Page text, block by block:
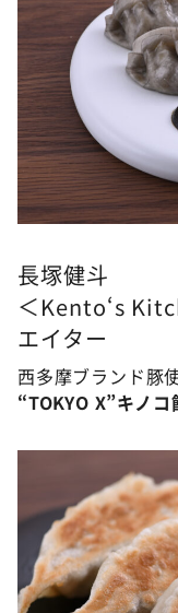
長塚健斗
＜Kento‘s
エイター
西多摩ブランド豚
“TOKYO X”キノコ